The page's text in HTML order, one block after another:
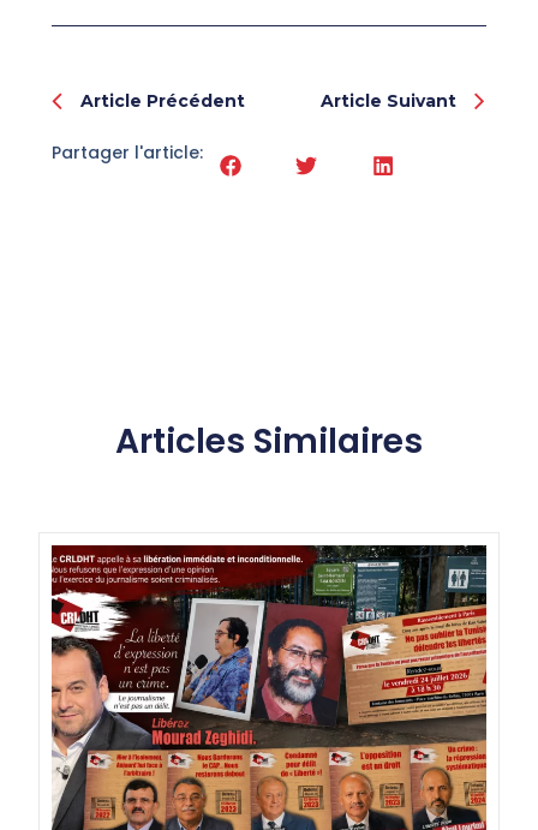
Prev
Article Précédent Article Suivant
Partager l'article:
Articles Similaires